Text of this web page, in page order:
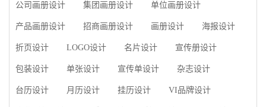
个成功的高档产品画册设计，能够将一个公司的企业
公司画册设计 集团画册设计 单位画册设计
产品画册设计 招商画册设计 画册设计 海报设计
折页设计 LOGO设计 名片设计 宣传册设计
包装设计 单张设计 宣传单设计 杂志设计
台历设计 月历设计 挂历设计 VI品牌设计